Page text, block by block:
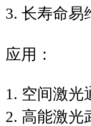
3. 长寿命易
应用：
1. 空间激光
2. 高能激光